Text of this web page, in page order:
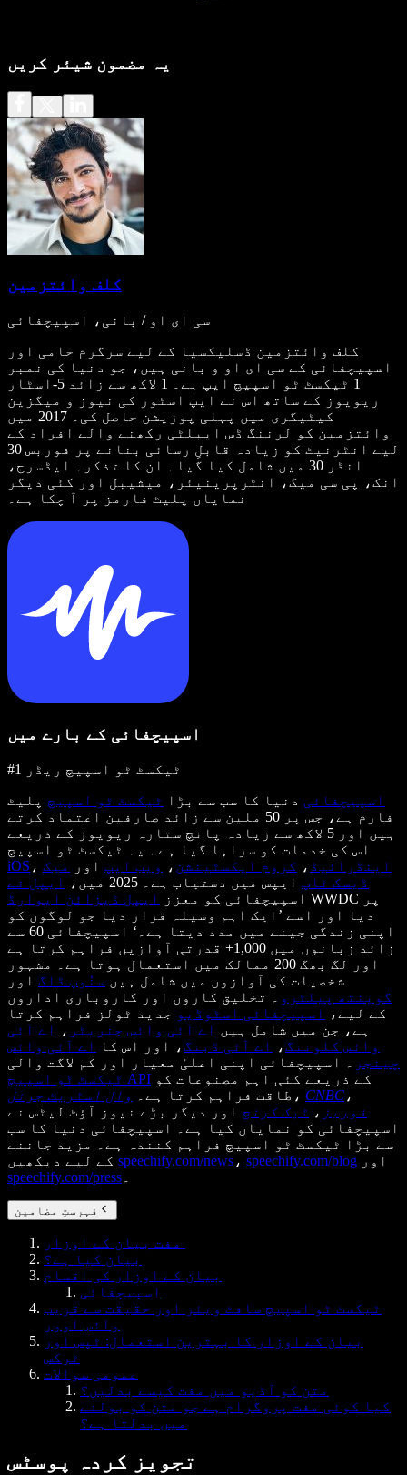
یہ مضمون شیئر کریں
کلف وائتزمین
سی ای او / بانی، اسپیچفائی
کلف وائتزمین ڈسلیکسیا کے لیے سرگرم حامی اور
اسپیچفائی کے سی ای او و بانی ہیں، جو دنیا کی نمبر
1 ٹیکسٹ ٹو اسپیچ ایپ ہے۔ 1 لاکھ سے زائد 5-اسٹار
ریویوز کے ساتھ اس نے ایپ اسٹور کی نیوز و میگزین
کیٹیگری میں پہلی پوزیشن حاصل کی۔ 2017 میں
وائتزمین کو لرننگ ڈس ایبلٹی رکھنے والے افراد کے
لیے انٹرنیٹ کو زیادہ قابلِ رسائی بنانے پر فوربس 30
انڈر 30 میں شامل کیا گیا۔ ان کا تذکرہ ایڈسرج،
انک، پی سی میگ، انٹرپرینیئر، میشیبل اور کئی دیگر
نمایاں پلیٹ فارمز پر آ چکا ہے۔
اسپیچفائی کے بارے میں
#1 ٹیکسٹ ٹو اسپیچ ریڈر
اسپیچفائی دنیا کا سب سے بڑا ٹیکسٹ ٹو اسپیچ پلیٹ
فارم ہے، جس پر 50 ملین سے زائد صارفین اعتماد کرتے
ہیں اور 5 لاکھ سے زیادہ پانچ ستارہ ریویوز کے ذریعے
اس کی خدمات کو سراہا گیا ہے۔ یہ ٹیکسٹ ٹو اسپیچ
iOS ، اینڈرائیڈ ، کروم ایکسٹینشن ، ویب ایپ اور
میک
ڈیسک ٹاپ ایپس میں دستیاب ہے۔ 2025 میں،
ایپل نے
اسپیچفائی کو معزز
ایپل ڈیزائن ایوارڈ
WWDC پر
دیا اور اسے ’ایک اہم وسیلہ قرار دیا جو لوگوں کو
اپنی زندگی جینے میں مدد دیتا ہے۔‘ اسپیچفائی 60 سے
زائد زبانوں میں 1,000+ قدرتی آوازیں فراہم کرتا ہے
اور لگ بھگ 200 ممالک میں استعمال ہوتا ہے۔ مشہور
شخصیات کی آوازوں میں شامل ہیں سنُوپ ڈاگ اور
گوینتھ پیلٹرو
۔ تخلیق کاروں اور کاروباری اداروں
کے لیے،
اسپیچفائی اسٹوڈیو جدید ٹولز فراہم کرتا
ہے، جن میں شامل ہیں اے آئی وائس جنریٹر ،
اے آئی
وائس کلوننگ، اے آئی ڈبنگ، اور اس کا
اے آئی وائس
چینجر
۔ اسپیچفائی اپنی اعلیٰ معیار اور کم لاگت والی
ٹیکسٹ ٹو اسپیچ API
طاقت فراہم کرتا ہے۔
وال اسٹریٹ جرنل ، CNBC ،
فوربز ، ٹیک کرنچ اور دیگر بڑے نیوز آؤٹ لیٹس نے
اسپیچفائی کو نمایاں کیا ہے۔ اسپیچفائی دنیا کا سب
سے بڑا ٹیکسٹ ٹو اسپیچ فراہم کنندہ ہے۔ مزید جاننے
speechify.com/news ، speechify.com/blog اور
speechify.com/press
فہرستِ مضامین
بیان کیا ہے؟
بیان کے اوزار کی اقسام
اسپیچفائی
ٹیکسٹ ٹو اسپیچ سافٹ ویئر اور حقیقت سے قریب
وائس اوور
بیان کے اوزار کا بہترین استعمال: ٹپس اور
ٹرکس
عمومی سوالات
متن کو آڈیو میں مفت کیسے بدلیں؟
کیا کوئی مفت پروگرام ہے جو متن کو بولنے
میں بدلتا ہے؟
تجویز کردہ پوسٹس